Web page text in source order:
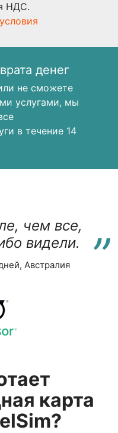
НДС.
чем все,
видели.
“
Австралия
денег
не сможете
услугами, мы
в течение 14
карта